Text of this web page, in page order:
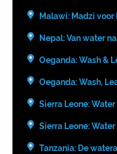
Malawi: Madzi voor
Nepal: Van water
Oeganda: Wash &
Oeganda: Wash,
Sierra Leone:
Sierra Leone:
Tanzania: De